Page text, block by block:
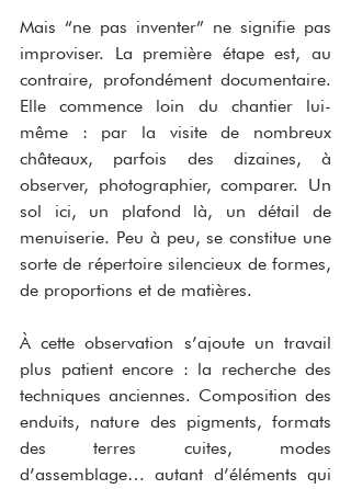
Mais “ne pas inventer” ne signifie pas
improviser. La première étape est, au
contraire, profondément documentaire.
Elle commence loin du chantier lui-
même : par la visite de nombreux
châteaux, parfois des dizaines, à
observer, photographier, comparer. Un
sol ici, un plafond là, un détail de
menuiserie. Peu à peu, se constitue une
sorte de répertoire silencieux de formes,
de proportions et de matières.
À cette observation s’ajoute un travail
plus patient encore : la recherche des
techniques anciennes. Composition des
enduits, nature des pigments, formats
des terres cuites, modes
d’assemblage… autant d’éléments qui